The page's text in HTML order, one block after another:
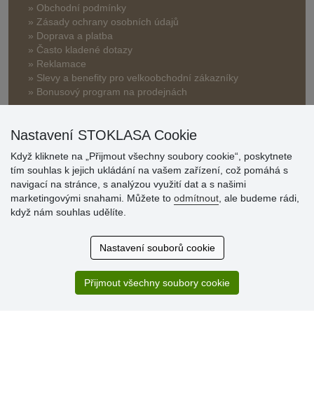
» Obchodní podmínky
» Zásady ochrany osobních údajů
» Doprava a platba
» Často kladené dotazy
» Reklamace
» Slevy a benefity pro velkoobchodní zákazníky
» Bonusový program na prodejnách
Hodnocení
zákazníků
Super obchod, kvalitní zboží za slušné ceny. Vřele
Nastavení STOKLASA Cookie
Když kliknete na „Přijmout všechny soubory cookie“, poskytnete
tím souhlas k jejich ukládání na vašem zařízení, což pomáhá s
navigací na stránce, s analýzou využití dat a s našimi
marketingovými snahami. Můžete to odmítnout , ale budeme rádi,
když nám souhlas udělíte.
Nastavení souborů cookie
Přijmout všechny soubory cookie